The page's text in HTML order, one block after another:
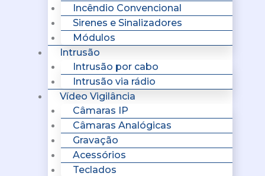
Incêndio Convencional
Sirenes e Sinalizadores
Módulos
Intrusão
Intrusão por cabo
Intrusão via rádio
Vídeo Vigilância
Câmaras IP
Câmaras Analógicas
Gravação
Acessórios
Teclados